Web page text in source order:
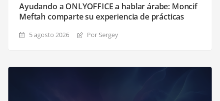
Ayudando a ONLYOFFICE a hablar árabe: Moncif
Meftah comparte su experiencia de prácticas
5 agosto 2026 Por Sergey